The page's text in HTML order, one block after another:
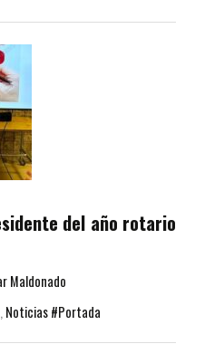
del año rotario
Maldonado
, Noticias #Portada